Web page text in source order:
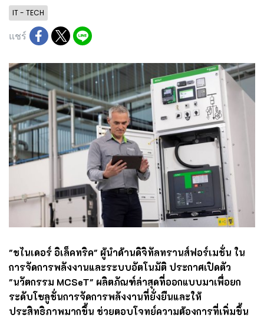
IT - TECH
แชร์
"ชไนเดอร์ อิเล็คทริค" ผู้นำด้านดิจิทัลทรานส์ฟอร์เมชั่น ใน
การจัดการพลังงานและระบบอัตโนมัติ ประกาศเปิดตัว
"นวัตกรรม MCSeT" ผลิตภัณฑ์ล่าสุดที่ออกแบบมาเพื่อยก
ระดับโซลูชั่นการจัดการพลังงานที่ยั่งยืนและให้
ประสิทธิภาพมากขึ้น ช่วยตอบโจทย์ความต้องการที่เพิ่มขึ้น